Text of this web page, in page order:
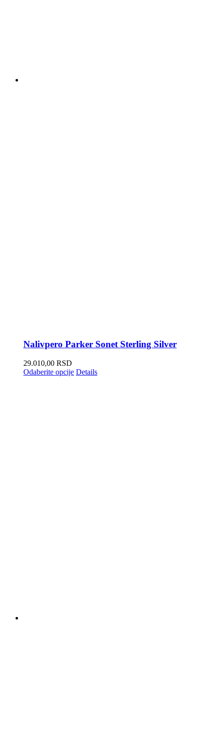
Nalivpero Parker Sonet Sterling Silver
29.010,00 RSD
Odaberite opcije Details